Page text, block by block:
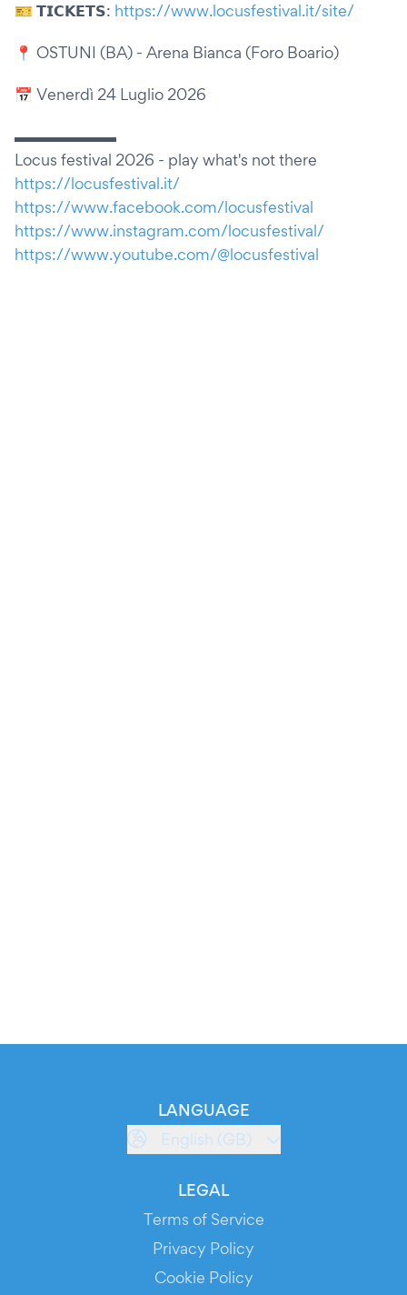
🎫 𝗧𝗜𝗖𝗞𝗘𝗧𝗦: https://www.locusfestival.it/site/
📍 OSTUNI (BA) - Arena Bianca (Foro Boario)
📅 Venerdì 24 Luglio 2026
▬▬▬▬▬▬▬
Locus festival 2026 - play what's not there
https://locusfestival.it/
https://www.facebook.com/locusfestival
https://www.instagram.com/locusfestival/
https://www.youtube.com/@locusfestival
LANGUAGE
English (GB)
LEGAL
Terms of Service
Privacy Policy
Cookie Policy